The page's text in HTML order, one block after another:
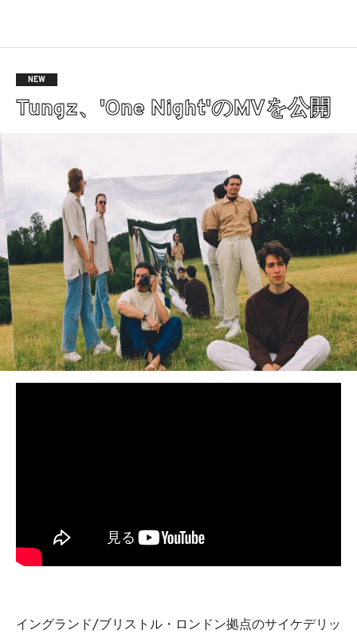
NEW
Tungz、'One Night'のMVを公開
イングランド/ブリストル・ロンドン拠点のサイケデリッ